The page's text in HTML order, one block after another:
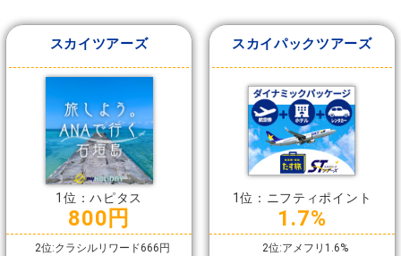
スカイツアーズ
1位：ハピタス
800円
2位:クラシルリワード666円
スカイパックツアーズ
1位：ニフティポイント
1.7%
2位:アメフリ1.6%